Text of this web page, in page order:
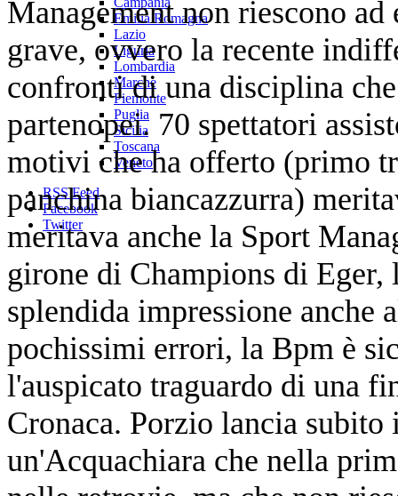
Emilia Romagna
Lazio
Liguria
Lombardia
Marche
Piemonte
Puglia
Sicilia
Toscana
Veneto
RSS Feed
Facebook
Twitter
Management non riescono
grave, ovvero la recente
confronti di una disciplina
partenopei. 70 spettatori
motivi che ha offerto (primo
panchina biancazzurra)
meritava anche la Sport
girone di Champions di
splendida impressione anche
pochissimi errori, la Bpm è
l'auspicato traguardo di una
Cronaca. Porzio lancia
un'Acquachiara che nella